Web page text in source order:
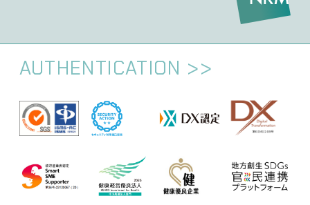
AUTHENTICATION